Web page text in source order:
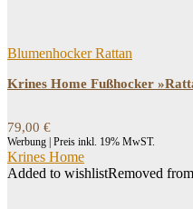
Blumenhocker Rattan
Krines Home Fußhocker
79,00 €
Werbung | Preis inkl. 19% MwST.
Krines Home
Added to wishlistRemoved